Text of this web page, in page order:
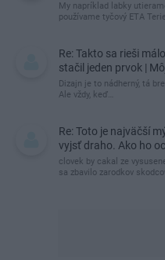
My napríklad labky
používame tyčový ETA
Re: Takto sa rieši
stačil jeden prvok |
Dizajn je to nádherný, tá
Ale vždy, keď…
Re: Toto je najväčší
vyjsť draho. Ako ho
clovek by cakal ze
sa zbavilo zarodkov